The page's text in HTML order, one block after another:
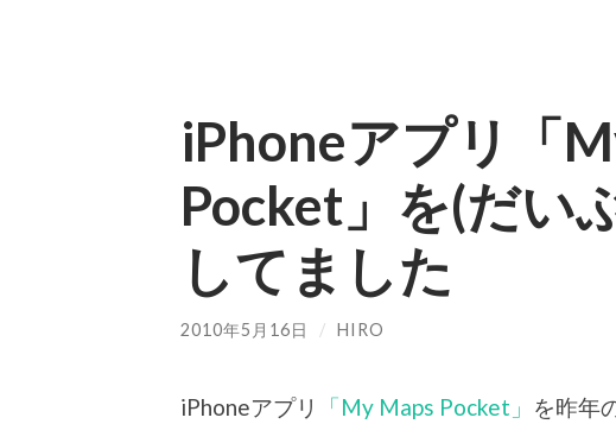
iPhoneアプリ「
Pocket」を(だい
してました
2010年5月16日 / HIRO
iPhoneアプリ 「My Maps Pocket」 を昨年